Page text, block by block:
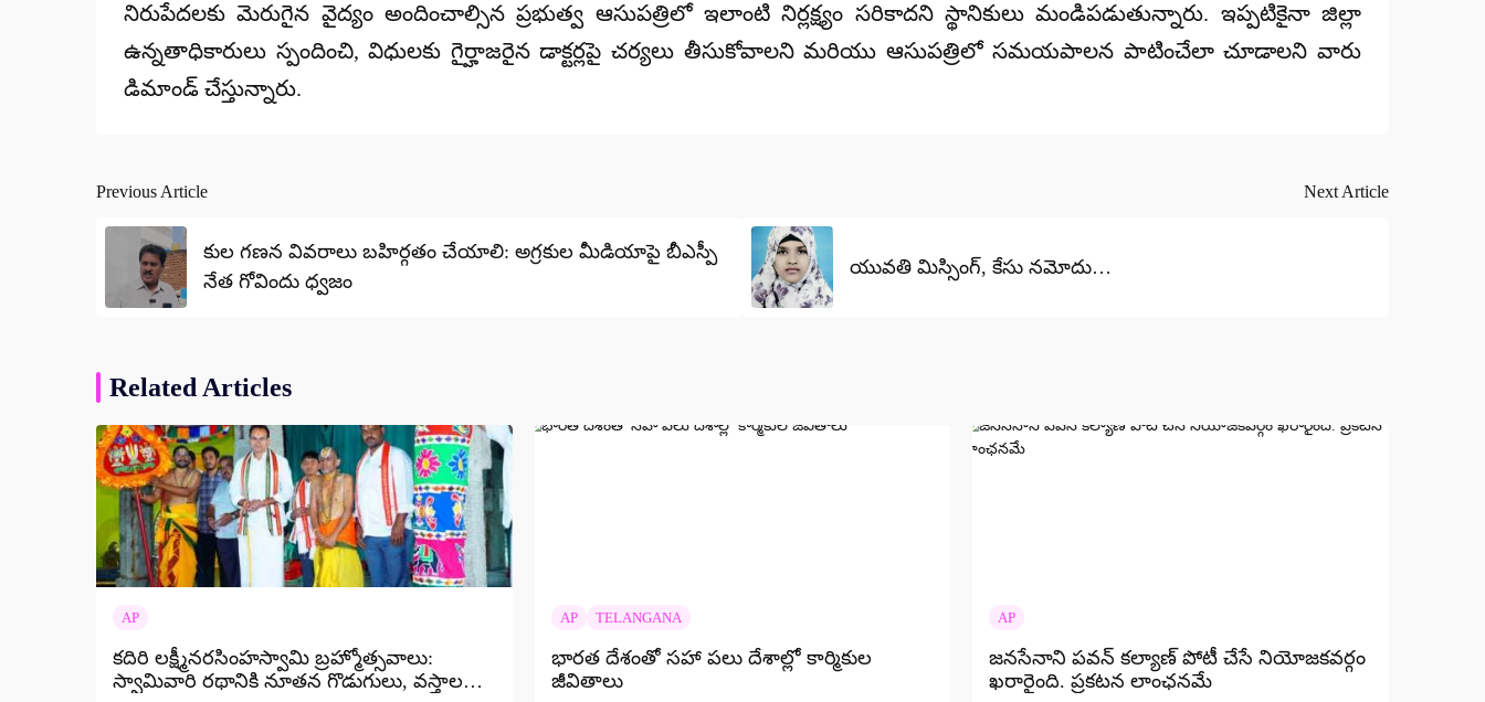
నిరుపేదలకు మెరుగైన వైద్యం అందించాల్సిన ప్రభుత్వ ఆసుపత్రిలో ఇలాంటి నిర్లక్ష్యం సరికాదని స్థానికులు మండిపడుతున్నారు. ఇప్పటికైనా జిల్లా
ఉన్నతాధికారులు స్పందించి, విధులకు గైర్హాజరైన డాక్టర్లపై చర్యలు తీసుకోవాలని మరియు ఆసుపత్రిలో సమయపాలన పాటించేలా చూడాలని వారు
డిమాండ్ చేస్తున్నారు.
Post
navigation
Previous Article
కుల గణన వివరాలు బహిర్గతం చేయాలి: అగ్రకుల మీడియాపై బీఎస్పీ
నేత గోవిందు ధ్వజం
Next Article
యువతి మిస్సింగ్, కేసు నమోదు…
Related Articles
AP
కదిరి లక్ష్మీనరసింహస్వామి బ్రహ్మోత్సవాలు:
స్వామివారి రథానికి నూతన గొడుగులు, వస్త్రాల
AP TELANGANA
భారత దేశంతో సహా పలు దేశాల్లో కార్మికుల
జీవితాలు
AP
జనసేనాని పవన్ కల్యాణ్ పోటీ చేసే నియోజకవర్గం
ఖరారైంది. ప్రకటన లాంఛనమే